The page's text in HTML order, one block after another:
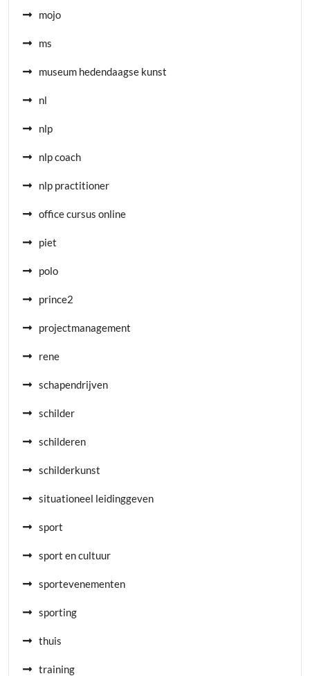
mojo
ms
museum hedendaagse kunst
nl
nlp
nlp coach
nlp practitioner
office cursus online
piet
polo
prince2
projectmanagement
rene
schapendrijven
schilder
schilderen
schilderkunst
situationeel leidinggeven
sport
sport en cultuur
sportevenementen
sporting
thuis
training